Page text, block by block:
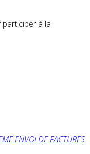
participer à la
ENVOI DE FACTURES